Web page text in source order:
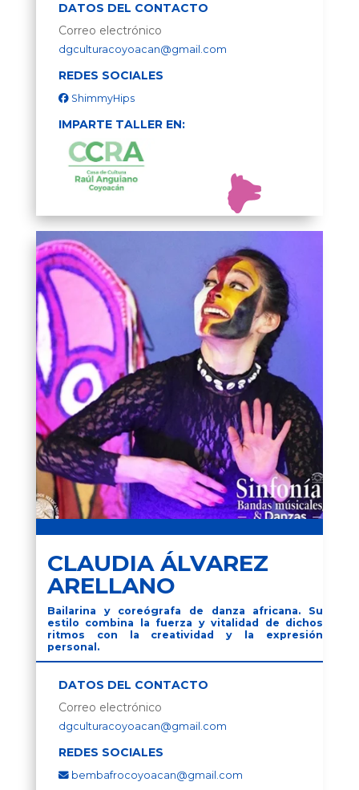
DATOS DEL CONTACTO
Correo electrónico
dgculturacoyoacan@gmail.com
REDES SOCIALES
ShimmyHips
IMPARTE TALLER EN:
CLAUDIA ÁLVAREZ
ARELLANO
Bailarina y coreógrafa de danza africana. Su
estilo combina la fuerza y vitalidad de dichos
ritmos con la creatividad y la expresión
personal.
DATOS DEL CONTACTO
Correo electrónico
dgculturacoyoacan@gmail.com
REDES SOCIALES
bembafrocoyoacan@gmail.com